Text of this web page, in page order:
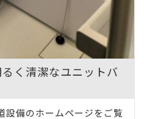
く清潔なユニットバ
設備のホームページをご覧